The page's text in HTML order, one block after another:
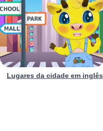
Lugares da cidade em inglês